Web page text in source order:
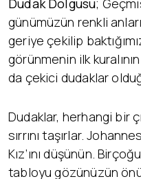
Dudak Dolgusu;
günümüzün renkli
geriye çekilip
görünmenin ilk
da çekici dudaklar
Dudaklar, herhangi bir
sırrını taşırlar.
Kız’ını düşünün.
tabloyu gözünüzün